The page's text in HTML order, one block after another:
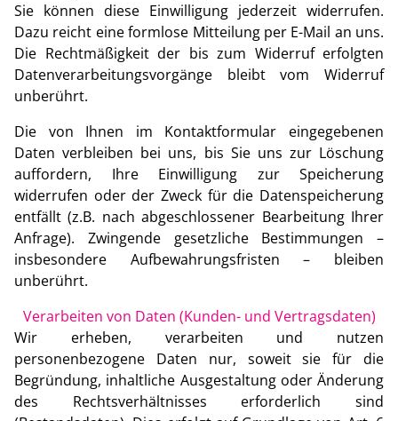
Sie können diese Einwilligung jederzeit widerrufen.
Dazu reicht eine formlose Mitteilung per E-Mail an uns.
Die Rechtmäßigkeit der bis zum Widerruf erfolgten
Datenverarbeitungsvorgänge bleibt vom Widerruf
unberührt.
Die von Ihnen im Kontaktformular eingegebenen
Daten verbleiben bei uns, bis Sie uns zur Löschung
auffordern, Ihre Einwilligung zur Speicherung
widerrufen oder der Zweck für die Datenspeicherung
entfällt (z.B. nach abgeschlossener Bearbeitung Ihrer
Anfrage). Zwingende gesetzliche Bestimmungen –
insbesondere Aufbewahrungsfristen – bleiben
unberührt.
Verarbeiten von Daten (Kunden- und Vertragsdaten)
Wir erheben, verarbeiten und nutzen
personenbezogene Daten nur, soweit sie für die
Begründung, inhaltliche Ausgestaltung oder Änderung
des Rechtsverhältnisses erforderlich sind